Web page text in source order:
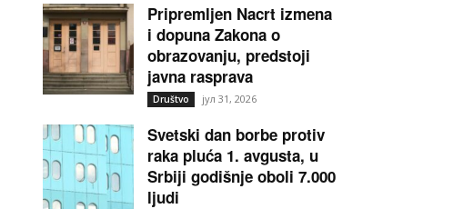
Pripremljen Nacrt izmena
i dopuna Zakona o
obrazovanju, predstoji
javna rasprava
Društvo јул 31, 2026
Svetski dan borbe protiv
raka pluća 1. avgusta, u
Srbiji godišnje oboli 7.000
ljudi